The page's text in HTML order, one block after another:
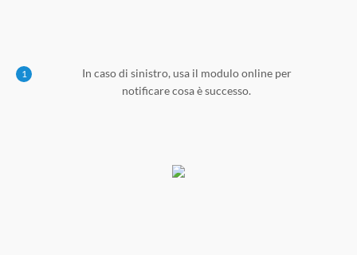
1
In caso di sinistro, usa il modulo online per
notificare cosa è successo.